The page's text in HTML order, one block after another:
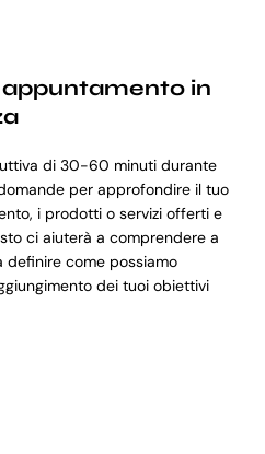
in
di 30-60 minuti durante
per approfondire il tuo
i prodotti o servizi offerti e
ci aiuterà a comprendere a
come possiamo
dei tuoi obiettivi